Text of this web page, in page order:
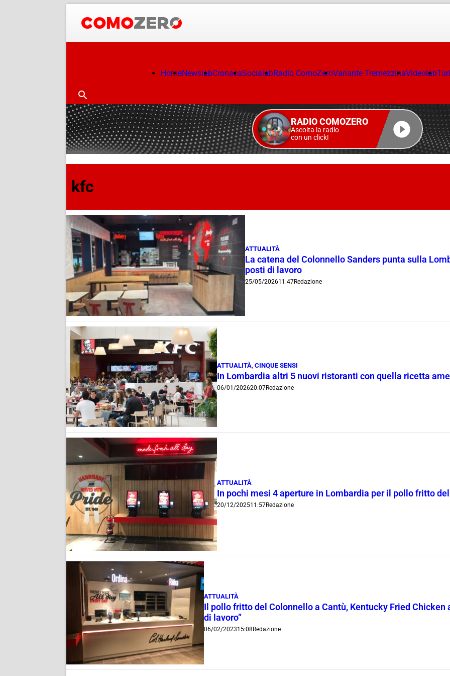
HomeNewslabCronacaSocialabRadio ComoZeroVariante TremezzinaVideolab
RADIO COMOZERO
Ascolta la radio
con un click!
kfc
ATTUALITÀ
La catena del Colonnello Sanders punta sulla
posti di lavoro
25/05/202611:47Redazione
ATTUALITÀ, CINQUE SENSI
In Lombardia altri 5 nuovi ristoranti con quella ricetta
06/01/202620:07Redazione
ATTUALITÀ
In pochi mesi 4 aperture in Lombardia per il pollo fritto
20/12/202511:57Redazione
ATTUALITÀ
Il pollo fritto del Colonnello a Cantù, Kentucky Fried
di lavoro”
06/02/202315:08 Redazione